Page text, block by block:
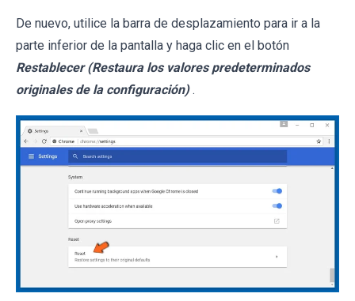
De nuevo, utilice la barra de desplazamiento para ir a la
parte inferior de la pantalla y haga clic en el botón
Restablecer (Restaura los valores predeterminados
originales de la configuración) .